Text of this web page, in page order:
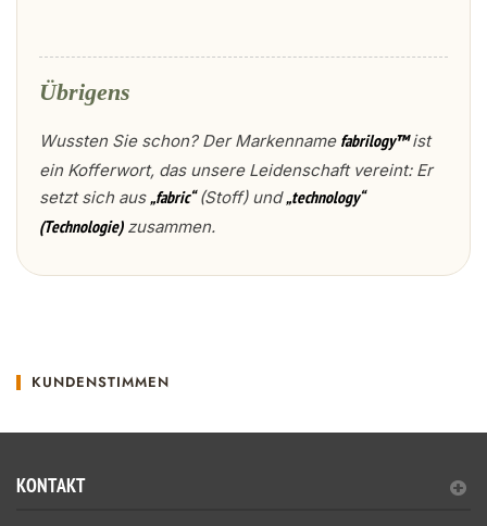
Übrigens
Wussten Sie schon? Der Markenname fabrilogy™ist
ein Kofferwort, das unsere Leidenschaft vereint: Er
setzt sich aus„fabric“(Stoff) und„technology“
(Technologie)zusammen.
KUNDENSTIMMEN
KONTAKT